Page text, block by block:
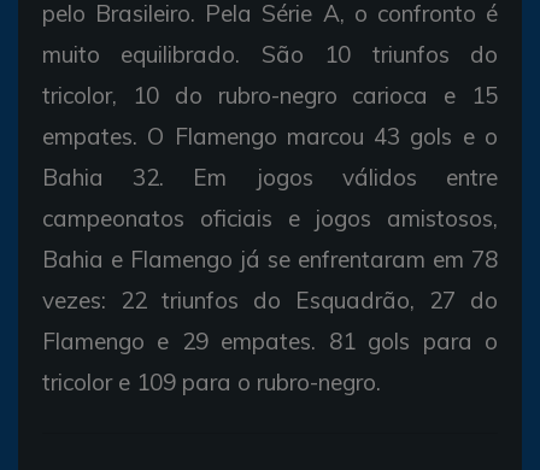
pelo Brasileiro. Pela Série A, o confronto é
muito equilibrado. São 10 triunfos do
tricolor, 10 do rubro-negro carioca e 15
empates. O Flamengo marcou 43 gols e o
Bahia 32. Em jogos válidos entre
campeonatos oficiais e jogos amistosos,
Bahia e Flamengo já se enfrentaram em 78
vezes: 22 triunfos do Esquadrão, 27 do
Flamengo e 29 empates. 81 gols para o
tricolor e 109 para o rubro-negro.